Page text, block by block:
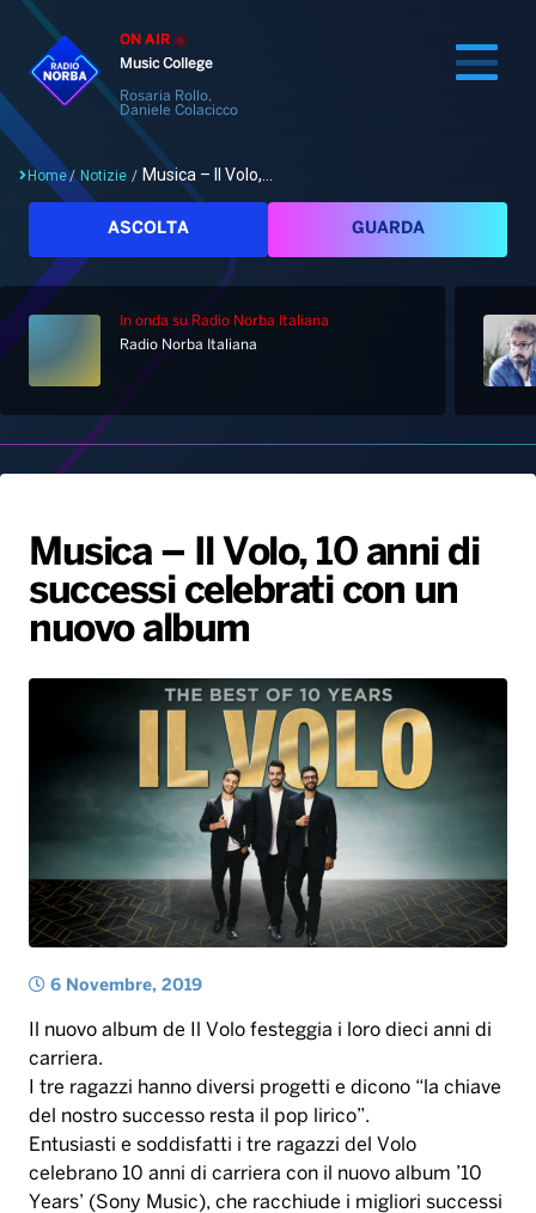
ON AIR
Music College
Rosaria Rollo,
Daniele Colacicco
Palinsesto
Hit Dance
Giochi&Concorsi
PALATOUR
Notizie
Locali
Musica e Spettacolo
Sport
Radio Norba Consiglia
Leggerissime
Playlist
Generale
Novità
Notiziario
Interviste
Oroscopo
Speciale Astrabilia 2026
Gallery
Radio Norba News TV
Voce al Bari
Battiti Live 2026
Gallery
Home/ Notizie / Musica – Il Volo,...
ASCOLTA GUARDA
In onda su Radio Norba Italiana
Radio Norba Italiana
Musica – Il Volo, 10 anni di
successi celebrati con un
nuovo album
6 Novembre, 2019
Il nuovo album de Il Volo festeggia i loro dieci anni di
carriera.
I tre ragazzi hanno diversi progetti e dicono “la chiave
del nostro successo resta il pop lirico”.
Entusiasti e soddisfatti i tre ragazzi del Volo
celebrano 10 anni di carriera con il nuovo album ’10
Years’ (Sony Music), che racchiude i migliori successi